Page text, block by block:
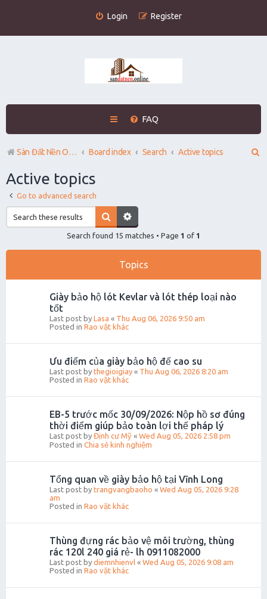
Login Register
FAQ
Sàn Đất Nền Online Board index Search Active topics
Active topics
Go to advanced search
Search found 15 matches • Page 1 of 1
Topics
Giày bảo hộ lót Kevlar và lót thép loại nào
tốt
Last post by Lasa « Thu Aug 06, 2026 9:50 am
Posted in Rao vặt khác
Ưu điểm của giày bảo hộ đế cao su
Last post by thegioigiay « Thu Aug 06, 2026 8:20 am
Posted in Rao vặt khác
EB-5 trước mốc 30/09/2026: Nộp hồ sơ đúng
thời điểm giúp bảo toàn lợi thế pháp lý
Last post by Định cư Mỹ « Wed Aug 05, 2026 2:58 pm
Posted in Chia sẻ kinh nghiệm
Tổng quan về giày bảo hộ tại Vĩnh Long
Last post by trangvangbaoho « Wed Aug 05, 2026 9:28
am
Posted in Rao vặt khác
Thùng đựng rác bảo vệ môi trường, thùng
rác 120l 240 giá rẻ- lh 0911082000
Last post by diemnhienvl « Wed Aug 05, 2026 9:08 am
Posted in Rao vặt khác